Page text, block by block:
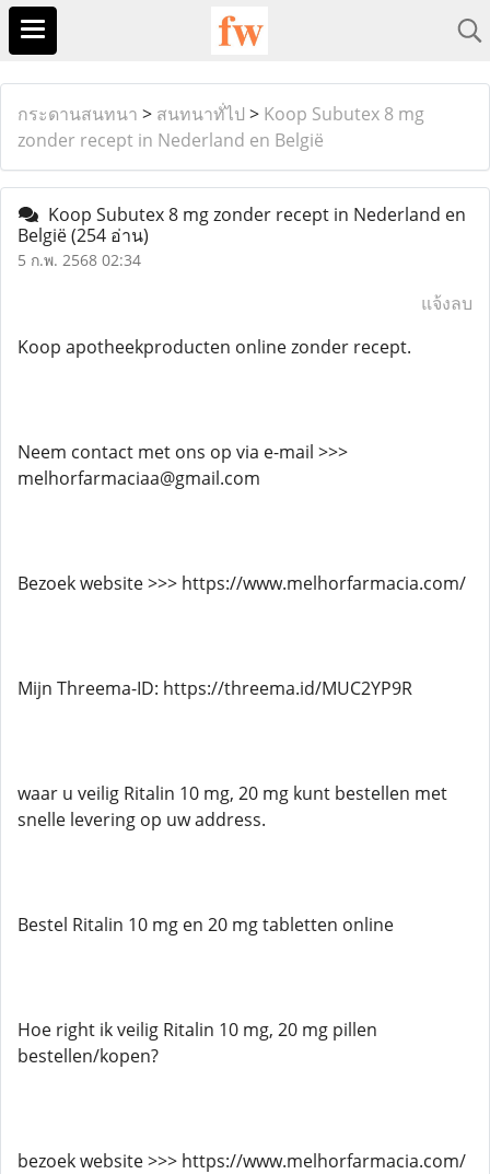
กระดานสนทนา > สนทนาทั่ไป > Koop Subutex 8 mg
zonder recept in Nederland en België
Koop Subutex 8 mg zonder recept in Nederland en
België(254 อ่าน)
5 ก.พ. 2568 02:34
แจ้งลบ
Koop apotheekproducten online zonder recept.
Neem contact met ons op via e-mail >>>
melhorfarmaciaa@gmail.com
Bezoek website >>> https://www.melhorfarmacia.com/
Mijn Threema-ID: https://threema.id/MUC2YP9R
waar u veilig Ritalin 10 mg, 20 mg kunt bestellen met
snelle levering op uw address.
Bestel Ritalin 10 mg en 20 mg tabletten online
Hoe right ik veilig Ritalin 10 mg, 20 mg pillen
bestellen/kopen?
bezoek website >>> https://www.melhorfarmacia.com/